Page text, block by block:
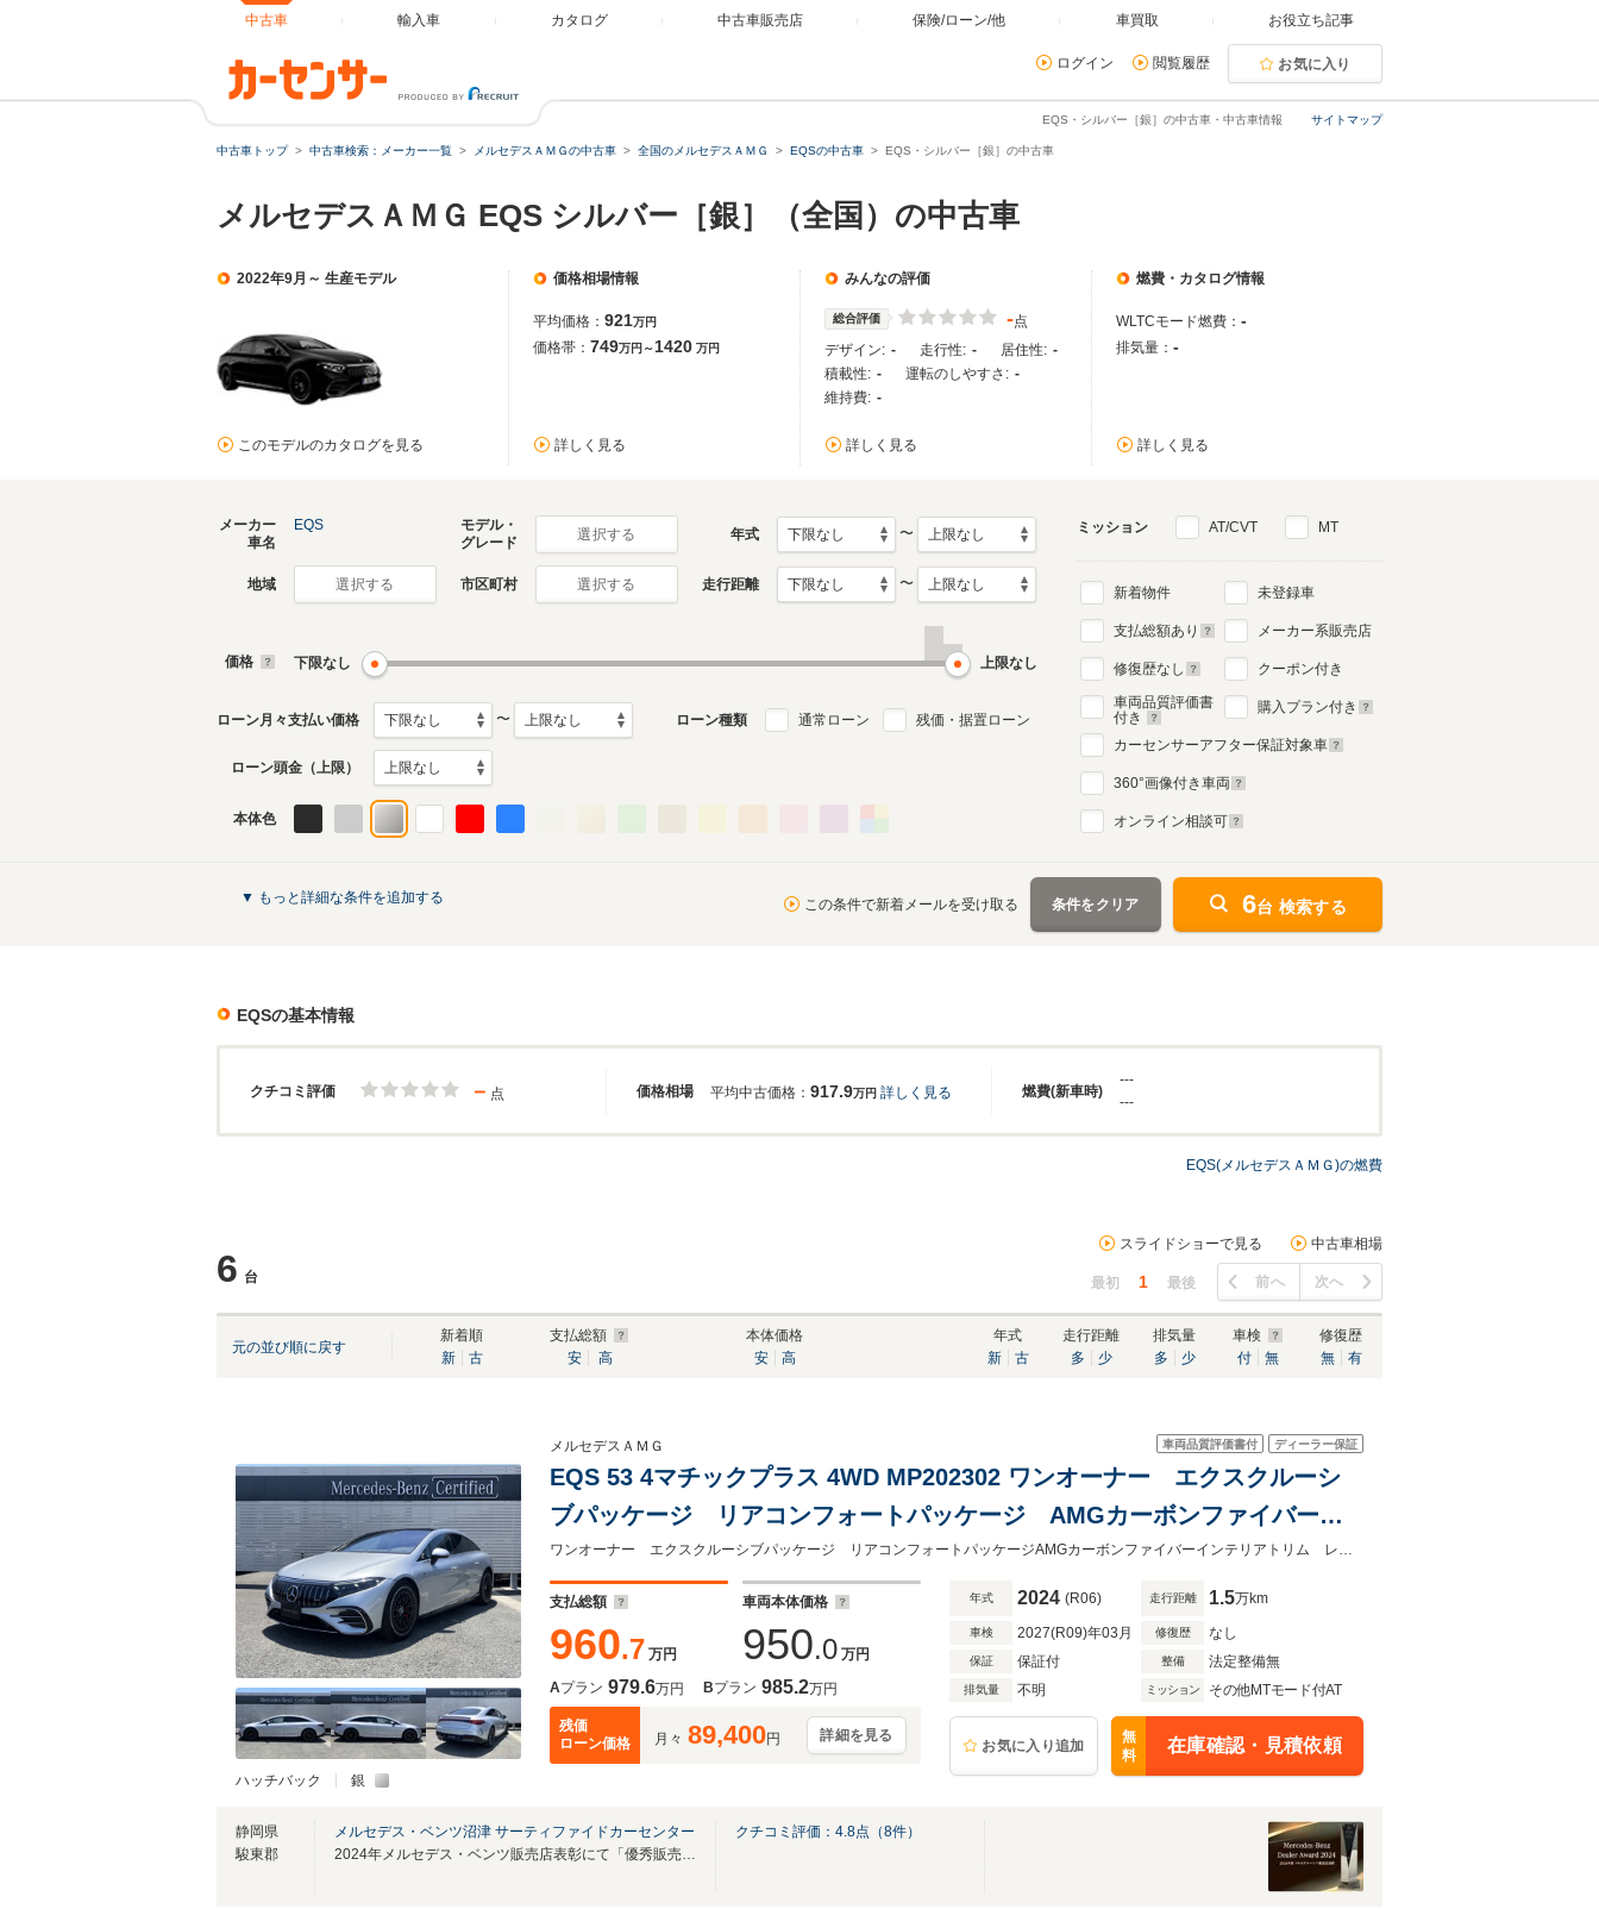
中古車 輸入車 カタログ 中古車販売店 保険/ローン/他 車買取 お役立ち記事
ログイン 閲覧履歴 お気に入り
サイトマップ
EQS・シルバー［銀］の中古車・中古車情報
中古車トップ 中古車検索：メーカー一覧 メルセデスＡＭＧの中古車 全国のメルセデスＡＭＧ EQSの中古車 EQS・シルバー［銀］の中古車
メルセデスＡＭＧ EQS シルバー［銀］（全国）の中古車
2022年9月～ 生産モデル
このモデルのカタログを見る
価格相場情報
平均価格： 921万円
価格帯： 749万円～1420 万円
詳しく見る
みんなの評価
総合評価 -点
デザイン: - 走行性: - 居住性: -
積載性: - 運転のしやすさ: -
維持費: -
詳しく見る
燃費・カタログ情報
WLTCモード燃費： -
排気量： -
詳しく見る
メーカー
車名
EQS
モデル・
グレード
選択する 年式 〜
地域 選択する 市区町村 選択する 走行距離 〜
価格 下限なし 上限なし
ローン月々支払い価格 〜 ローン種類 通常ローン 残価・据置ローン
ローン頭金（上限）
本体色
ミッション AT/CVT MT
新着物件
支払総額あり
修復歴なし
車両品質評価書
付き
未登録車
メーカー系販売店
クーポン付き
購入プラン付き
カーセンサーアフター保証対象車
360°画像付き車両
オンライン相談可
▼ もっと詳細な条件を追加する この条件で新着メールを受け取る 条件をクリア 6台 検索する
EQSの基本情報
クチコミ評価 価格相場 燃費(新車時)
－ 点 平均中古価格： 917.9万円 詳しく見る
---
---
EQS(メルセデスＡＭＧ)の燃費
6 台
スライドショーで見る 中古車相場
最初 1 最後 前へ 次へ
元の並び順に戻す
新着順
新
古
支払総額
安
高
本体価格
安
高
年式
新
古
走行距離
多
少
排気量
多
少
車検
付
無
修復歴
無
有
ハッチバック 銀
車両品質評価書付 ディーラー保証
メルセデスＡＭＧ
EQS 53 4マチックプラス 4WD MP202302 ワンオーナー エクスクルーシ
ブパッケージ リアコンフォートパッケージ AMGカーボンファイバーイ
ンテリアトリム レーダーセーフティ シートベンチレーション 純正ドラ
イブレコーダー前後
ワンオーナー エクスクルーシブパッケージ リアコンフォートパッケージAMGカーボンファイバーインテリアトリム レーダーセーフティ シートベンチレーション 純正ドラレコ前後
支払総額
960.7 万円
車両本体価格
950.0 万円
Aプラン 979.6万円 Bプラン 985.2万円
残価
ローン価格
月々 89,400円 詳細を見る
年式 2024 (R06) 走行距離 1.5万km
車検 2027(R09)年03月 修復歴 なし
保証 保証付 整備 法定整備無
排気量 不明 ミッション その他MTモード付AT
お気に入り追加
無
料
在庫確認・見積依頼
静岡県
駿東郡
メルセデス・ベンツ沼津 サーティファイドカーセンター
2024年メルセデス・ベンツ販売店表彰にて「優秀販売店賞」を受賞致しました
クチコミ評価： 4.8点（8件）